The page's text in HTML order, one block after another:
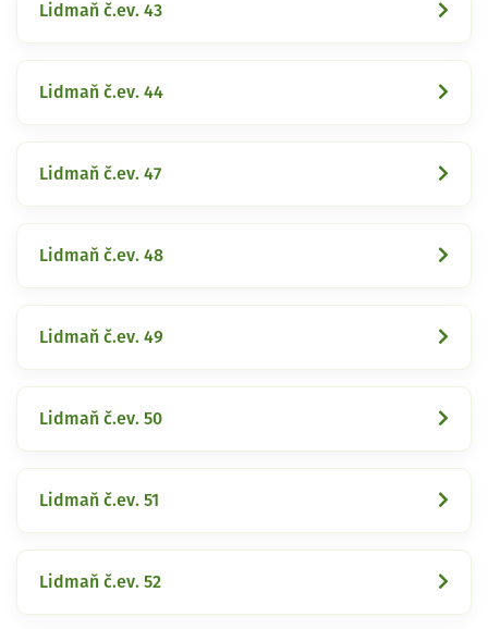
Lidmaň č.ev. 43
Lidmaň č.ev. 44
Lidmaň č.ev. 47
Lidmaň č.ev. 48
Lidmaň č.ev. 49
Lidmaň č.ev. 50
Lidmaň č.ev. 51
Lidmaň č.ev. 52